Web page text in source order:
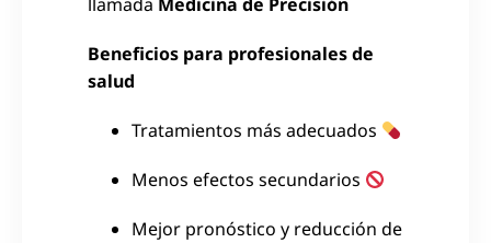
Beneficios para profesionales de
salud
Tratamientos más adecuados
Menos efectos secundarios
Mejor pronóstico y reducción de